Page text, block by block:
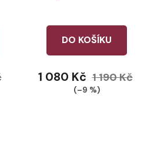
DO KOŠÍKU
1 080 Kč 1 190 Kč
(–9 %)